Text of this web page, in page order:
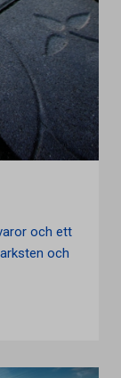
och ett
och